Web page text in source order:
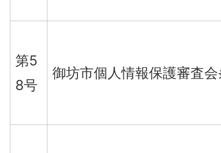
第5
8号
御坊市個人情報保護審査